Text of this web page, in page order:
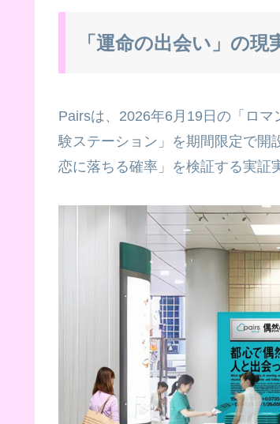
「運命の出会い」の
Pairsは、2026年6月19日の「ロ
験ステーション」を期間限定で開
恋に落ちる確率」を検証する実証